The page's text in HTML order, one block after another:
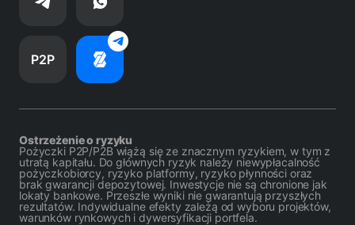
P2P
Ostrzeżenie o ryzyku
Pożyczki P2P/P2B wiążą się ze znacznym ryzykiem, w tym z
utratą kapitału. Do głównych ryzyk należy niewypłacalność
pożyczkobiorcy, ryzyko platformy, ryzyko płynności oraz
brak gwarancji depozytowej. Inwestycje nie są chronione jak
lokaty bankowe. Przeszłe wyniki nie gwarantują przyszłych
rezultatów. Indywidualne efekty zależą od wyboru projektów,
warunków rynkowych i dywersyfikacji portfela.